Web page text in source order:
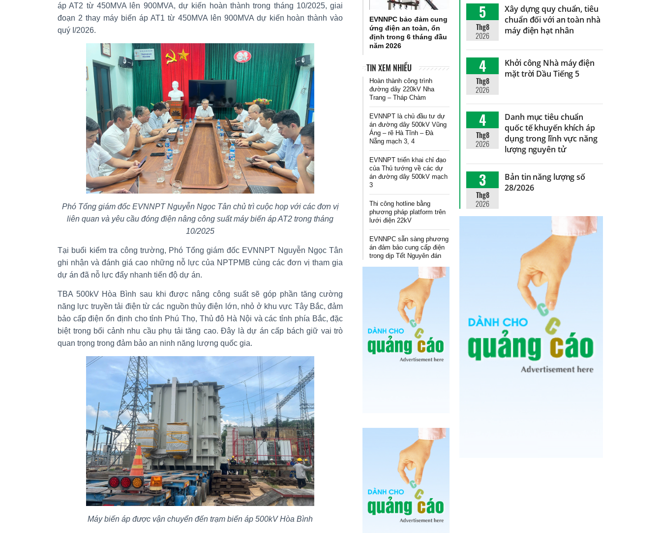
áp AT2 từ 450MVA lên 900MVA, dự kiến hoàn thành trong tháng 10/2025, giai
đoạn 2 thay máy biến áp AT1 từ 450MVA lên 900MVA dự kiến hoàn thành vào
quý I/2026.
Phó Tổng giám đốc EVNNPT Nguyễn Ngọc Tân chủ trì cuộc họp với các đơn vị
liên quan và yêu cầu đóng điện nâng công suất máy biến áp AT2 trong tháng
10/2025
Tại buổi kiểm tra công trường, Phó Tổng giám đốc EVNNPT Nguyễn Ngọc Tân
ghi nhận và đánh giá cao những nỗ lực của NPTPMB cùng các đơn vị tham gia
dự án đã nỗ lực đẩy nhanh tiến độ dự án.
TBA 500kV Hòa Bình sau khi được nâng công suất sẽ góp phần tăng cường
năng lực truyền tải điện từ các nguồn thủy điện lớn, nhỏ ở khu vực Tây Bắc, đảm
bảo cấp điện ổn định cho tỉnh Phú Thọ, Thủ đô Hà Nội và các tỉnh phía Bắc, đặc
biệt trong bối cảnh nhu cầu phụ tải tăng cao. Đây là dự án cấp bách giữ vai trò
quan trọng trong đảm bảo an ninh năng lượng quốc gia.
Máy biến áp được vận chuyển đến trạm biến áp 500kV Hòa Bình
EVNNPC bảo đảm cung
ứng điện an toàn, ổn
định trong 6 tháng đầu
năm 2026
TIN XEM NHIỀU
Hoàn thành công trình
đường dây 220kV Nha
Trang – Tháp Chàm
EVNNPT là chủ đầu tư dự
án đường dây 500kV Vũng
Áng – rẽ Hà Tĩnh – Đà
Nẵng mạch 3, 4
EVNNPT triển khai chỉ đạo
của Thủ tướng về các dự
án đường dây 500kV mạch
3
Thi công hotline bằng
phương pháp platform trên
lưới điện 22kV
EVNNPC sẵn sàng phương
án đảm bảo cung cấp điện
trong dịp Tết Nguyên đán
5
Thg8
2026
Xây dựng quy chuẩn, tiêu
chuẩn đối với an toàn nhà
máy điện hạt nhân
4
Thg8
2026
Khởi công Nhà máy điện
mặt trời Dầu Tiếng 5
4
Thg8
2026
Danh mục tiêu chuẩn
quốc tế khuyến khích áp
dụng trong lĩnh vực năng
lượng nguyên tử
3
Thg8
2026
Bản tin năng lượng số
28/2026